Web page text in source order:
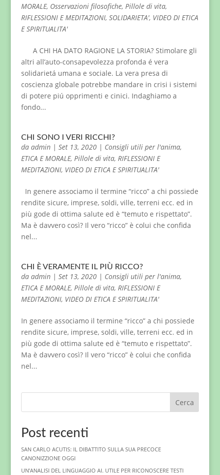
MORALE, Osservazioni filosofiche, Pillole di vita,
RIFLESSIONI E MEDITAZIONI, SOLIDARIETA', VIDEO DI ETICA
E SPIRITUALITA'
A CHI HA DATO RAGIONE LA STORIA? Stimolare gli
altri all’auto-consapevolezza profonda é vera
solidarietá umana e sociale. La vera presa di
coscienza globale potrebbe mandare in crisi i sistemi
di potere piú opprimenti e cinici. Indaghiamo a
fondo...
CHI SONO I VERI RICCHI?
da admin| Set 13, 2020| Consigli utili per l'anima,
ETICA E MORALE, Pillole di vita, RIFLESSIONI E
MEDITAZIONI, VIDEO DI ETICA E SPIRITUALITA'
In genere associamo il termine “ricco” a chi possiede
rendite sicure, imprese, soldi, ville, terreni ecc. ed in
più gode di ottima salute ed è “temuto e rispettato”.
Ma è davvero così? Il vero “ricco” è colui che confida
nel...
CHI È VERAMENTE IL PIÙ RICCO?
da admin| Set 13, 2020| Consigli utili per l'anima,
ETICA E MORALE, Pillole di vita, RIFLESSIONI E
MEDITAZIONI, VIDEO DI ETICA E SPIRITUALITA'
In genere associamo il termine “ricco” a chi possiede
rendite sicure, imprese, soldi, ville, terreni ecc. ed in
più gode di ottima salute ed è “temuto e rispettato”.
Ma è davvero così? Il vero “ricco” è colui che confida
nel...
Cerca
Post recenti
SAN CARLO ACUTIS: IL DIBATTITO SULLA SUA PRECOCE
CANONIZZIONE OGGI
UN’ANALISI DEL LINGUAGGIO AI. UTILE PER RICONOSCERE TESTI